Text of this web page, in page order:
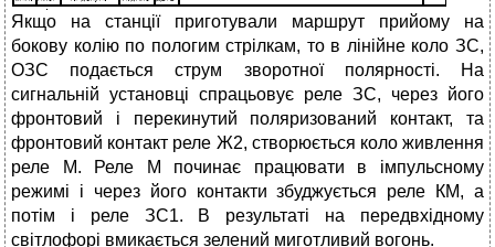
Якщо на станції приготували маршрут прийому на
бокову колію по пологим стрілкам, то в лінійне коло ЗС,
ОЗС подається струм зворотної полярності. На
сигнальній установці спрацьовує реле ЗС, через його
фронтовий і перекинутий поляризований контакт, та
фронтовий контакт реле Ж2, створюється коло живлення
реле М. Реле М починає працювати в імпульсному
режимі і через його контакти збуджується реле КМ, а
потім і реле ЗС1. В результаті на передвхідному
світлофорі вмикається зелений миготливий вогонь.